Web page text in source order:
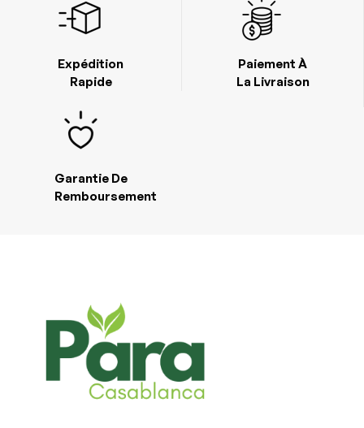
Paiement À
La Livraison
Expédition
Rapide
Garantie De
Remboursement